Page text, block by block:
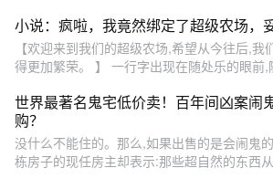
小说：疯啦，我竟然绑定了超级农场，
【欢迎来到我们的超级农场,希望从今往后,我
得更加繁荣。 】 一行字出现在随处乐的眼前,
世界最著名鬼宅低价卖！百年间凶案闹
购？
没什么不能住的。那么,如果出售的是会闹鬼
栋房子的现任房主却表示:那些超自然的东西